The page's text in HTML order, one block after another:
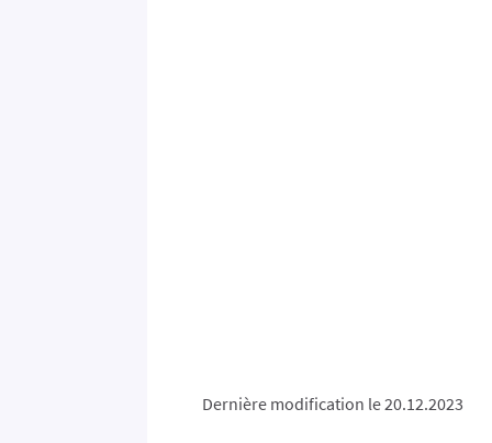
Dernière modification le 20.12.2023